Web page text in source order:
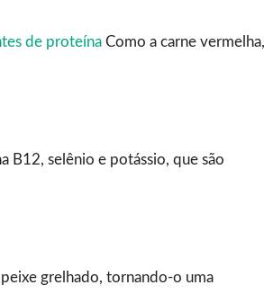
de proteína Como a carne vermelha,
B12, selênio e potássio, que são
grelhado, tornando-o uma